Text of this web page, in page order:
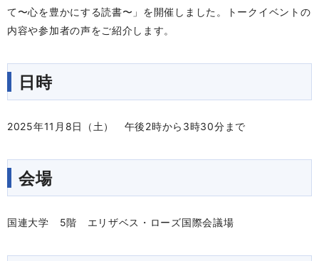
て〜心を豊かにする読書〜」を開催しました。トークイベントの
内容や参加者の声をご紹介します。
日時
2025年11月8日（土） 午後2時から3時30分まで
会場
国連大学 5階 エリザベス・ローズ国際会議場